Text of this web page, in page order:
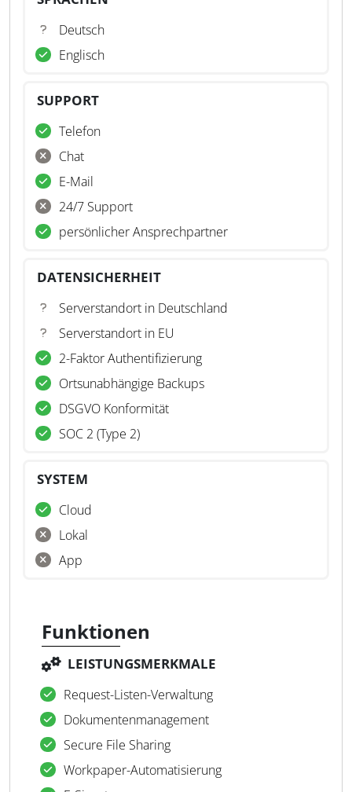
Deutsch
Englisch
SUPPORT
Telefon
Chat
E-Mail
24/7 Support
persönlicher Ansprechpartner
DATENSICHERHEIT
Serverstandort in Deutschland
Serverstandort in EU
2-Faktor Authentifizierung
Ortsunabhängige Backups
DSGVO Konformität
SOC 2 (Type 2)
SYSTEM
Cloud
Lokal
App
Funktionen
LEISTUNGSMERKMALE
Request-Listen-Verwaltung
Dokumentenmanagement
Secure File Sharing
Workpaper-Automatisierung